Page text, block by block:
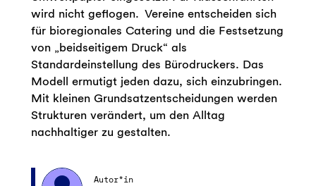
wird nicht geflogen. Vereine entscheiden sich
für bioregionales Catering und die Festsetzung
von „beidseitigem Druck“ als
Standardeinstellung des Bürodruckers. Das
Modell ermutigt jeden dazu, sich einzubringen.
Mit kleinen Grundsatzentscheidungen werden
Strukturen verändert, um den Alltag
nachhaltiger zu gestalten.
Autor*in